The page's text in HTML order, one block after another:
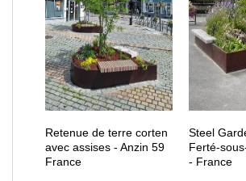
Retenue de terre corten
avec assises - Anzin 59
France
Steel
Ferté-
- France